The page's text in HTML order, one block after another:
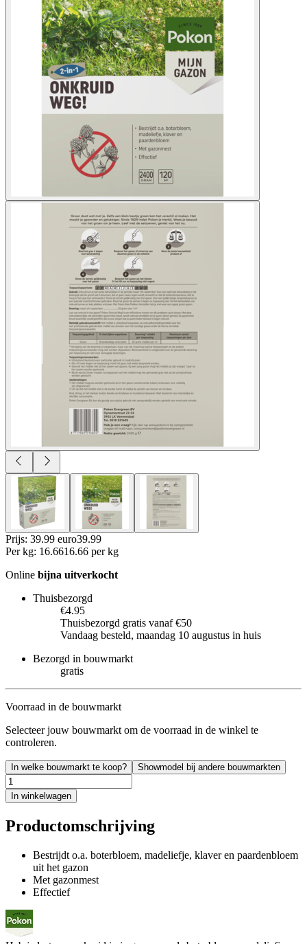
Prijs: 39.99 euro39.99
Per kg: 16.6616.66 per kg
Online bijna uitverkocht
Thuisbezorgd
€4.95
Thuisbezorgd gratis vanaf €50
Vandaag besteld, maandag 10 augustus in huis
Bezorgd in bouwmarkt
gratis
Voorraad in de bouwmarkt
Selecteer jouw bouwmarkt om de voorraad in de winkel te
controleren.
In welke bouwmarkt te koop? Showmodel bij andere bouwmarkten
In winkelwagen
Productomschrijving
Bestrijdt o.a. boterbloem, madeliefje, klaver en paardenbloem
uit het gazon
Met gazonmest
Effectief